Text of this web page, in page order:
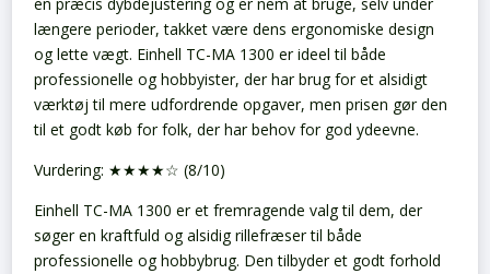
en præcis dybdejustering og er nem at bruge, selv under
længere perioder, takket være dens ergonomiske design
og lette vægt. Einhell TC-MA 1300 er ideel til både
professionelle og hobbyister, der har brug for et alsidigt
værktøj til mere udfordrende opgaver, men prisen gør den
til et godt køb for folk, der har behov for god ydeevne.
Vurdering: ★★★★☆ (8/10)
Einhell TC-MA 1300 er et fremragende valg til dem, der
søger en kraftfuld og alsidig rillefræser til både
professionelle og hobbybrug. Den tilbyder et godt forhold